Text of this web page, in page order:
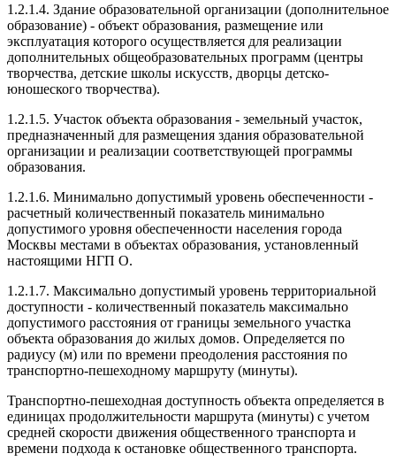
1.2.1.4. Здание образовательной организации (дополнительное
образование) - объект образования, размещение или
эксплуатация которого осуществляется для реализации
дополнительных общеобразовательных программ (центры
творчества, детские школы искусств, дворцы детско-
юношеского творчества).
1.2.1.5. Участок объекта образования - земельный участок,
предназначенный для размещения здания образовательной
организации и реализации соответствующей программы
образования.
1.2.1.6. Минимально допустимый уровень обеспеченности -
расчетный количественный показатель минимально
допустимого уровня обеспеченности населения города
Москвы местами в объектах образования, установленный
настоящими НГП О.
1.2.1.7. Максимально допустимый уровень территориальной
доступности - количественный показатель максимально
допустимого расстояния от границы земельного участка
объекта образования до жилых домов. Определяется по
радиусу (м) или по времени преодоления расстояния по
транспортно-пешеходному маршруту (минуты).
Транспортно-пешеходная доступность объекта определяется в
единицах продолжительности маршрута (минуты) с учетом
средней скорости движения общественного транспорта и
времени подхода к остановке общественного транспорта.